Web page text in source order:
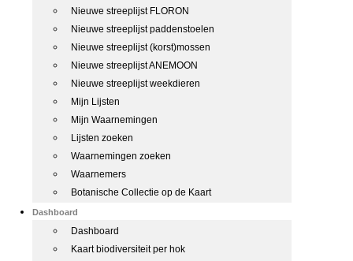
Nieuwe streeplijst FLORON
Nieuwe streeplijst paddenstoelen
Nieuwe streeplijst (korst)mossen
Nieuwe streeplijst ANEMOON
Nieuwe streeplijst weekdieren
Mijn Lijsten
Mijn Waarnemingen
Lijsten zoeken
Waarnemingen zoeken
Waarnemers
Botanische Collectie op de Kaart
Dashboard
Dashboard
Kaart biodiversiteit per hok